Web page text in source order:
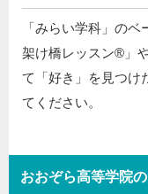
「みらい学科」の
架け橋レッスン®」
て「好き」を見つけ
てください。
おおぞら高等学院